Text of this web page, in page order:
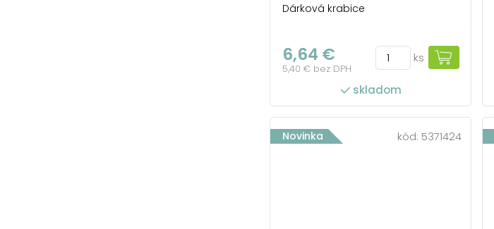
Dárková krabice
6,64 €
5,40 € bez DPH
ks
skladom
Novinka kód: 5371424